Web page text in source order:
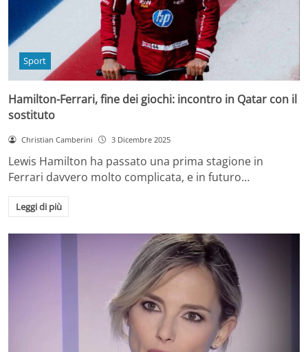
Sport
Hamilton-Ferrari, fine dei giochi: incontro in Qatar con il
sostituto
Christian Camberini 3 Dicembre 2025
Lewis Hamilton ha passato una prima stagione in
Ferrari davvero molto complicata, e in futuro…
Leggi di più